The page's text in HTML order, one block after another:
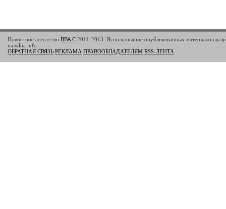
Новостное агентство BB&C 2011-2013. Использование опубликованных материалов
на wlna.info.
ОБРАТНАЯ СВЯЗЬ РЕКЛАМА ПРАВООБЛАДАТЕЛЯМ RSS-ЛЕНТА